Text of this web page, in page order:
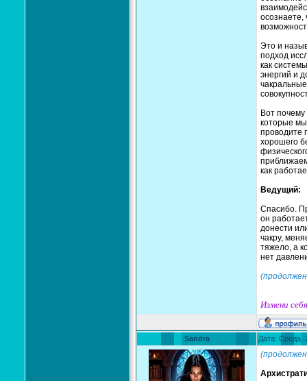
осознаете,
Это и
подход
как
энергий и
Вот
которые мы
проводите
хорошего
как
Ведущий:
Спасибо.
он
донести
чакру,
тяжело, а
нет
Измени
Sandra Дата: Среда,